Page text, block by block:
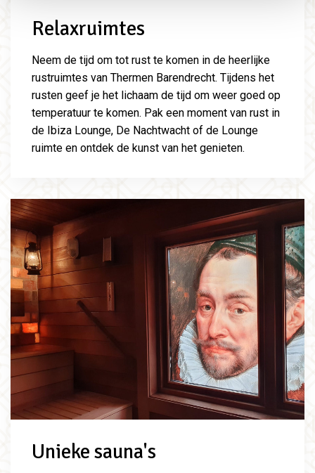
Relaxruimtes
Neem de tijd om tot rust te komen in de heerlijke
rustruimtes van Thermen Barendrecht. Tijdens het
rusten geef je het lichaam de tijd om weer goed op
temperatuur te komen. Pak een moment van rust in
de Ibiza Lounge, De Nachtwacht of de Lounge
ruimte en ontdek de kunst van het genieten.
Unieke sauna's